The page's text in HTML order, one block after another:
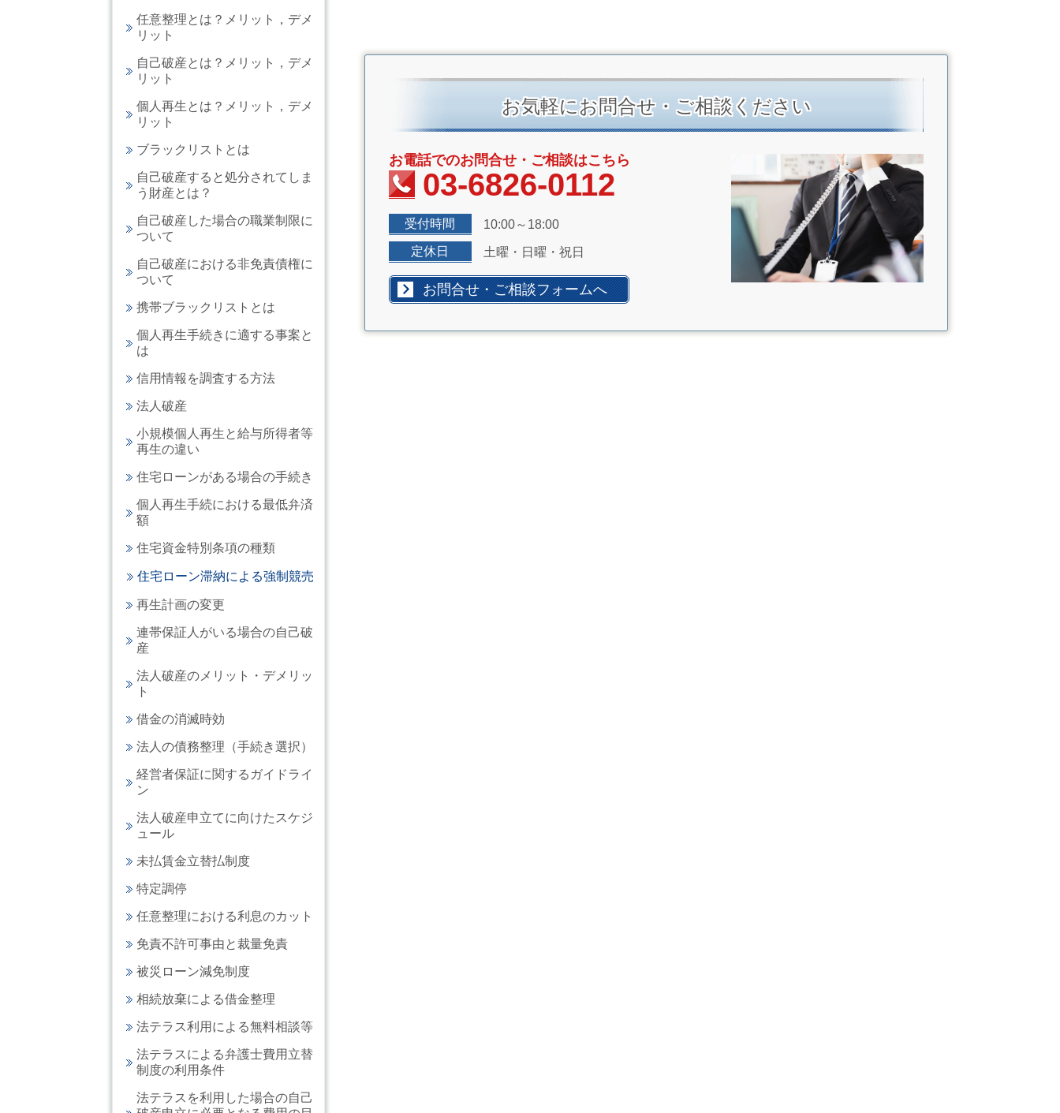
お気軽にお問合せ・ご相談ください
お電話でのお問合せ・ご相談はこちら
03-6826-0112
受付時間 10:00～18:00
定休日 土曜・日曜・祝日
お問合せ・ご相談フォームへ
任意整理とは？メリット，デメ
リット
自己破産とは？メリット，デメ
リット
個人再生とは？メリット，デメ
リット
ブラックリストとは
自己破産すると処分されてしま
う財産とは？
自己破産した場合の職業制限に
ついて
自己破産における非免責債権に
ついて
携帯ブラックリストとは
個人再生手続きに適する事案と
は
信用情報を調査する方法
法人破産
小規模個人再生と給与所得者等
再生の違い
住宅ローンがある場合の手続き
個人再生手続における最低弁済
額
住宅資金特別条項の種類
住宅ローン滞納による強制競売
再生計画の変更
連帯保証人がいる場合の自己破
産
法人破産のメリット・デメリッ
ト
借金の消滅時効
法人の債務整理（手続き選択）
経営者保証に関するガイドライ
ン
法人破産申立てに向けたスケジ
ュール
未払賃金立替払制度
特定調停
任意整理における利息のカット
免責不許可事由と裁量免責
被災ローン減免制度
相続放棄による借金整理
法テラス利用による無料相談等
法テラスによる弁護士費用立替
制度の利用条件
法テラスを利用した場合の自己